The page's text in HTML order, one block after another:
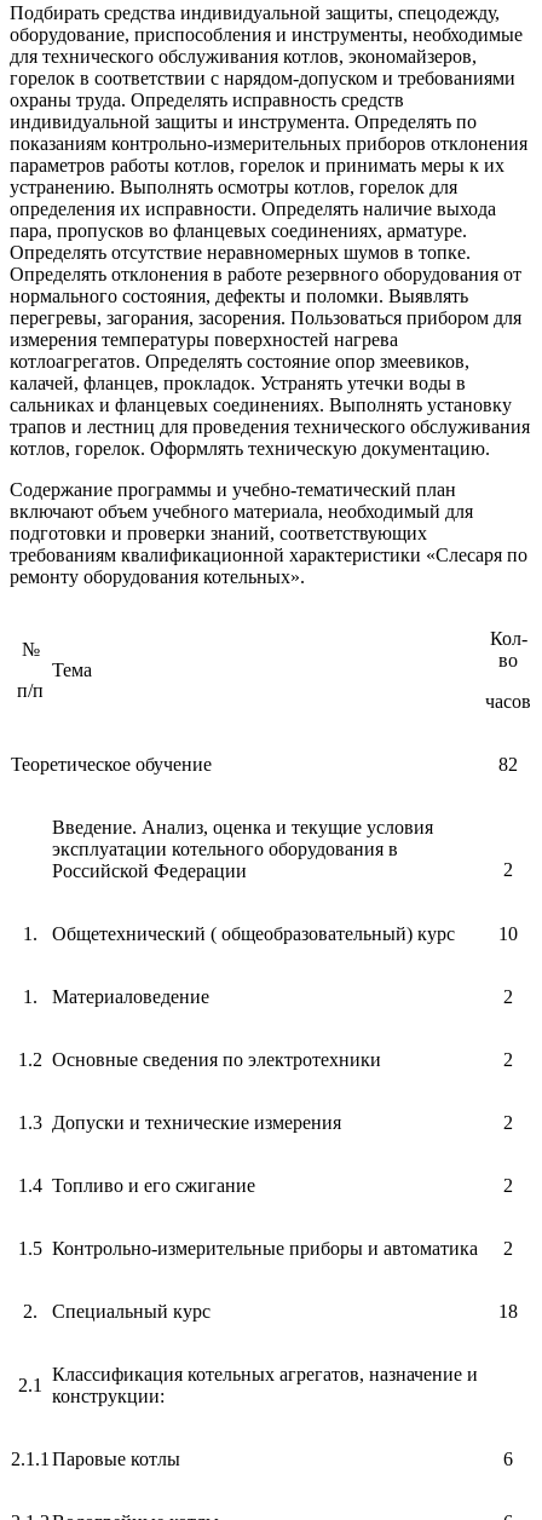
Подбирать средства индивидуальной защиты, спецодежду,
оборудование, приспособления и инструменты, необходимые
для технического обслуживания котлов, экономайзеров,
горелок в соответствии с нарядом-допуском и требованиями
охраны труда. Определять исправность средств
индивидуальной защиты и инструмента. Определять по
показаниям контрольно-измерительных приборов отклонения
параметров работы котлов, горелок и принимать меры к их
устранению. Выполнять осмотры котлов, горелок для
определения их исправности. Определять наличие выхода
пара, пропусков во фланцевых соединениях, арматуре.
Определять отсутствие неравномерных шумов в топке.
Определять отклонения в работе резервного оборудования от
нормального состояния, дефекты и поломки. Выявлять
перегревы, загорания, засорения. Пользоваться прибором для
измерения температуры поверхностей нагрева
котлоагрегатов. Определять состояние опор змеевиков,
калачей, фланцев, прокладок. Устранять утечки воды в
сальниках и фланцевых соединениях. Выполнять установку
трапов и лестниц для проведения технического обслуживания
котлов, горелок. Оформлять техническую документацию.
Содержание программы и учебно-тематический план
включают объем учебного материала, необходимый для
подготовки и проверки знаний, соответствующих
требованиям квалификационной характеристики «Слесаря по
ремонту оборудования котельных».
№
п/п
Тема
Кол-
во
часов
Теоретическое обучение 82
Введение. Анализ, оценка и текущие условия
эксплуатации котельного оборудования в
Российской Федерации
2
1. Общетехнический ( общеобразовательный) курс 10
1. Материаловедение 2
1.2 Основные сведения по электротехники 2
1.3 Допуски и технические измерения 2
1.4 Топливо и его сжигание 2
1.5 Контрольно-измерительные приборы и автоматика 2
2. Специальный курс 18
2.1
Классификация котельных агрегатов, назначение и
конструкции:
2.1.1 Паровые котлы 6